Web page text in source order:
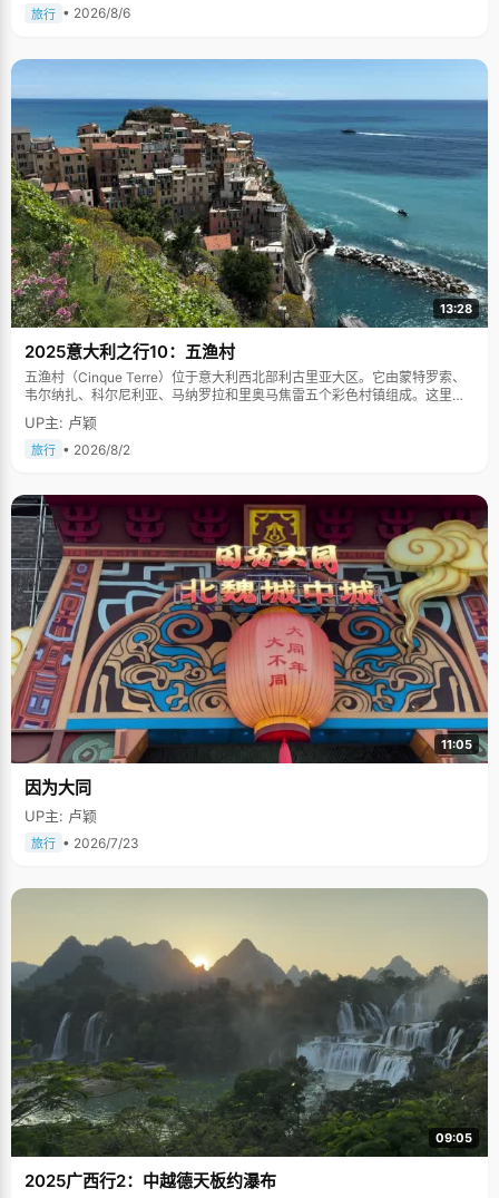
旅行 • 2026/8/6
13:28
2025意大利之行10：五渔村
五渔村（Cinque Terre）位于意大利西北部利古里亚大区。它由蒙特罗索、
韦尔纳扎、科尔尼利亚、马纳罗拉和里奥马焦雷五个彩色村镇组成。这里依
山傍海，房屋色彩斑斓，1997年被列为世界文化遗产。
UP主: 卢颖
旅行 • 2026/8/2
11:05
因为大同
UP主: 卢颖
旅行 • 2026/7/23
09:05
2025广西行2：中越德天板约瀑布